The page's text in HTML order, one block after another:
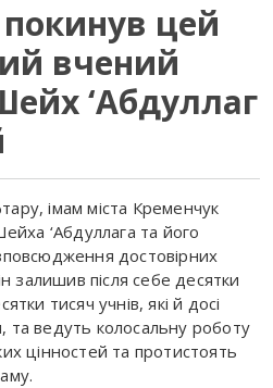
цей
вчений
‘Абдуллаг
імам міста Кременчук
‘Абдуллага та його
достовірних
залишив після себе десятки
тисяч учнів, які й досі
ведуть колосальну роботу
цінностей та протистоять